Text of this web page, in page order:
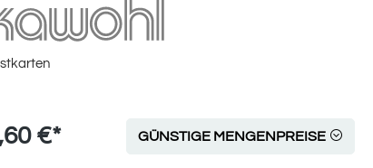
€* GÜNSTIGE MENGENPREISE